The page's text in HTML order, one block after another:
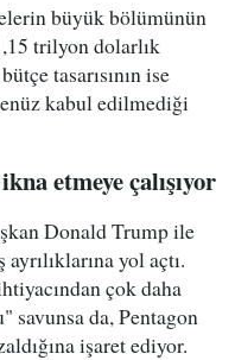
büyük bölümünün
trilyon dolarlık
tasarısının ise
kabul edilmediği
etmeye çalışıyor
Donald Trump ile
yol açtı.
çok daha
savunsa da, Pentagon
işaret ediyor.